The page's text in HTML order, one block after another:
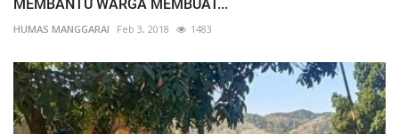
MEMBANTU WARGA MEMBUAT...
HUMAS MANGGARAI Feb 3, 2018 1483